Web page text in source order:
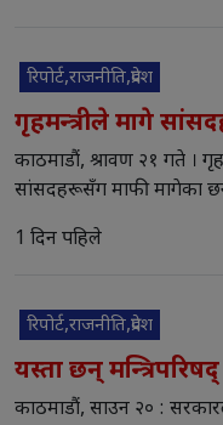
रिपोर्ट,राजनीति,प्रदेश
गृहमन्त्रीले मागे
काठमाडौं, श्रावण २१ गते ।
सांसदहरूसँग माफी मागेका छन्।
1 दिन पहिले
रिपोर्ट,राजनीति,प्रदेश
यस्ता छन्
काठमाडौं, साउन २० :